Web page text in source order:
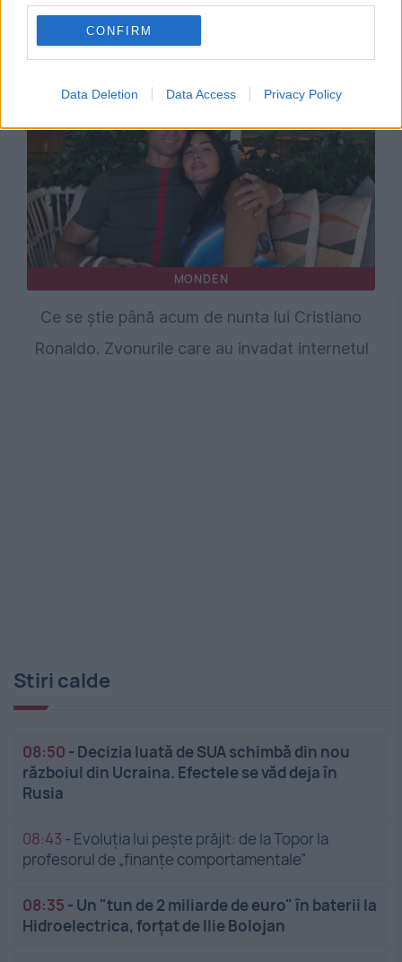
CONFIRM
Data Deletion Data Access Privacy Policy
Georgina Rodriguez în ziua nunții. Au apărut
primele nume
MONDEN
Ce se știe până acum de nunta lui Cristiano
Ronaldo. Zvonurile care au invadat internetul
Stiri calde
08:50 - Decizia luată de SUA schimbă din nou
războiul din Ucraina. Efectele se văd deja în
Rusia
08:43 - Evoluția lui pește prăjit: de la Topor la
profesorul de „finanțe comportamentale”
08:35 - Un "tun de 2 miliarde de euro" în baterii la
Hidroelectrica, forțat de Ilie Bolojan